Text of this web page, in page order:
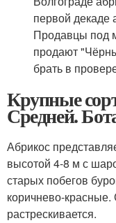
первой декаде
Продавцы под
продают
брать в
Крупные
Средней.
Абрикос
высотой 4-8 м с
старых побегов
коричнево-
растрескивается.